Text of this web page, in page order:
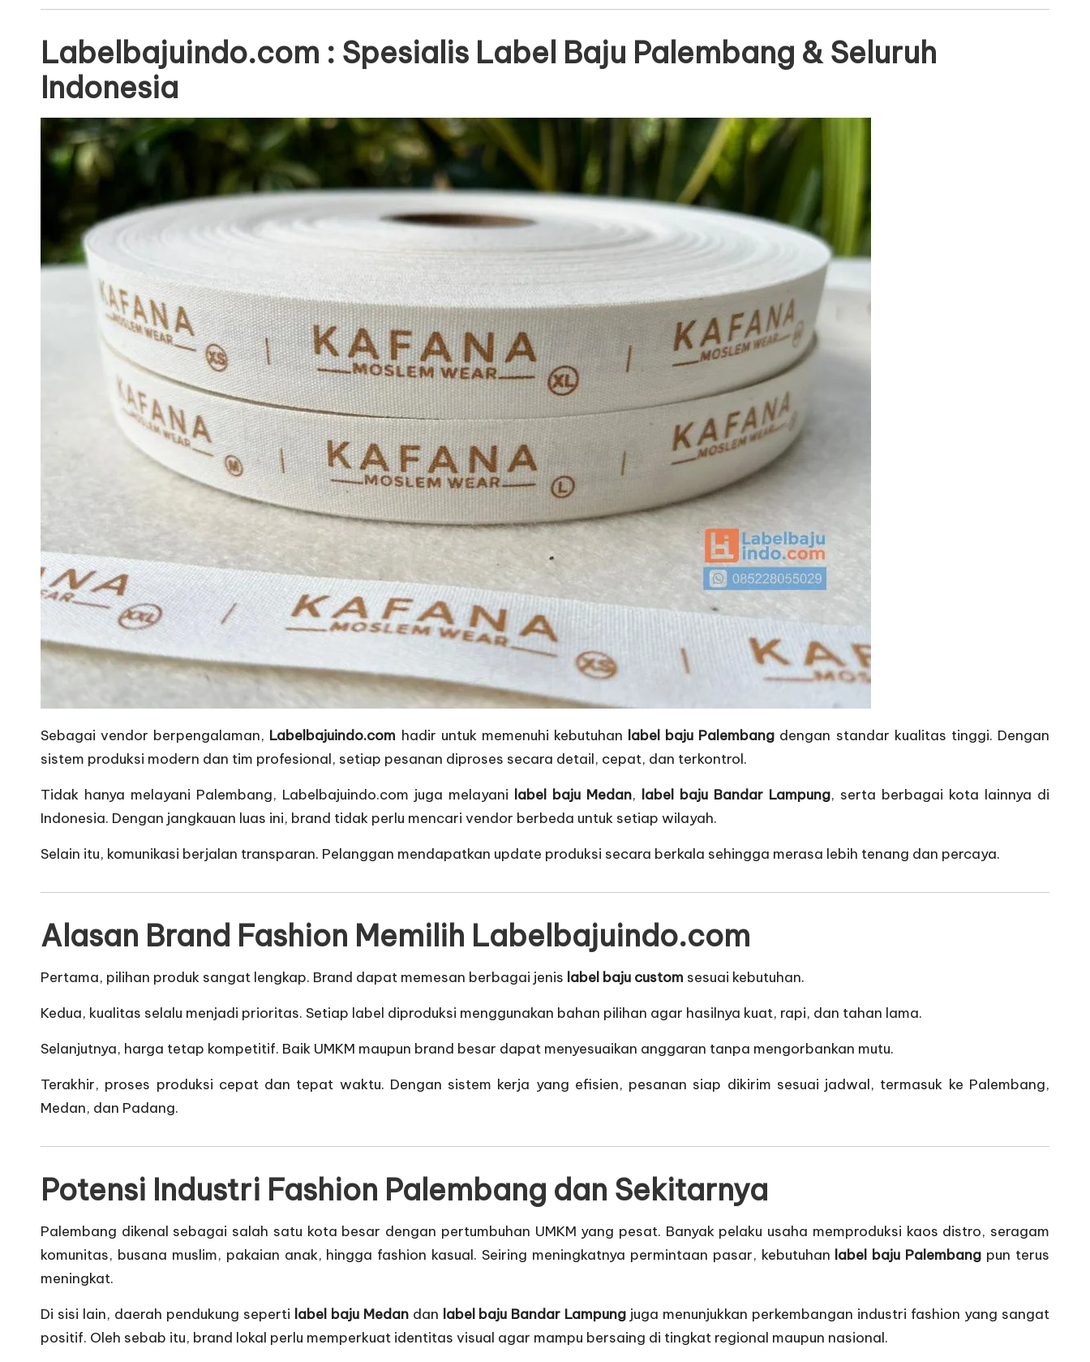
Labelbajuindo.com : Spesialis Label Baju Palembang & Seluruh
Indonesia
Sebagai vendor berpengalaman, Labelbajuindo.com hadir untuk memenuhi kebutuhan label baju Palembang dengan standar kualitas tinggi. Dengan
sistem produksi modern dan tim profesional, setiap pesanan diproses secara detail, cepat, dan terkontrol.
Tidak hanya melayani Palembang, Labelbajuindo.com juga melayani label baju Medan, label baju Bandar Lampung, serta berbagai kota lainnya di
Indonesia. Dengan jangkauan luas ini, brand tidak perlu mencari vendor berbeda untuk setiap wilayah.
Selain itu, komunikasi berjalan transparan. Pelanggan mendapatkan update produksi secara berkala sehingga merasa lebih tenang dan percaya.
Alasan Brand Fashion Memilih Labelbajuindo.com
Pertama, pilihan produk sangat lengkap. Brand dapat memesan berbagai jenis label baju custom sesuai kebutuhan.
Kedua, kualitas selalu menjadi prioritas. Setiap label diproduksi menggunakan bahan pilihan agar hasilnya kuat, rapi, dan tahan lama.
Selanjutnya, harga tetap kompetitif. Baik UMKM maupun brand besar dapat menyesuaikan anggaran tanpa mengorbankan mutu.
Terakhir, proses produksi cepat dan tepat waktu. Dengan sistem kerja yang efisien, pesanan siap dikirim sesuai jadwal, termasuk ke Palembang,
Medan, dan Padang.
Potensi Industri Fashion Palembang dan Sekitarnya
Palembang dikenal sebagai salah satu kota besar dengan pertumbuhan UMKM yang pesat. Banyak pelaku usaha memproduksi kaos distro, seragam
komunitas, busana muslim, pakaian anak, hingga fashion kasual. Seiring meningkatnya permintaan pasar, kebutuhan label baju Palembang pun terus
meningkat.
Di sisi lain, daerah pendukung seperti label baju Medandan label baju Bandar Lampung juga menunjukkan perkembangan industri fashion yang sangat
positif. Oleh sebab itu, brand lokal perlu memperkuat identitas visual agar mampu bersaing di tingkat regional maupun nasional.